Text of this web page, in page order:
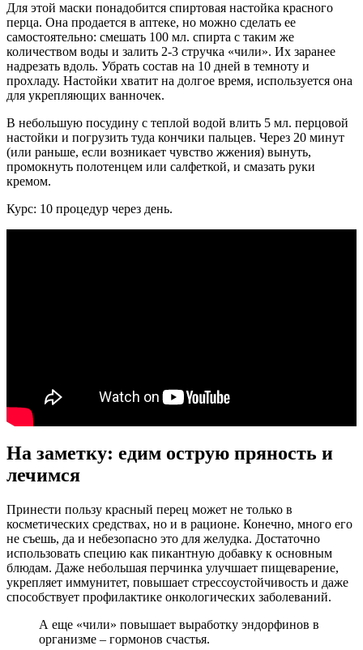
Для этой маски понадобится спиртовая настойка красного
перца. Она продается в аптеке, но можно сделать ее
самостоятельно: смешать 100 мл. спирта с таким же
количеством воды и залить 2-3 стручка «чили». Их заранее
надрезать вдоль. Убрать состав на 10 дней в темноту и
прохладу. Настойки хватит на долгое время, используется она
для укрепляющих ванночек.
В небольшую посудину с теплой водой влить 5 мл. перцовой
настойки и погрузить туда кончики пальцев. Через 20 минут
(или раньше, если возникает чувство жжения) вынуть,
промокнуть полотенцем или салфеткой, и смазать руки
кремом.
Курс: 10 процедур через день.
На заметку: едим острую пряность и
лечимся
Принести пользу красный перец может не только в
косметических средствах, но и в рационе. Конечно, много его
не съешь, да и небезопасно это для желудка. Достаточно
использовать специю как пикантную добавку к основным
блюдам. Даже небольшая перчинка улучшает пищеварение,
укрепляет иммунитет, повышает стрессоустойчивость и даже
способствует профилактике онкологических заболеваний.
А еще «чили» повышает выработку эндорфинов в
организме – гормонов счастья.